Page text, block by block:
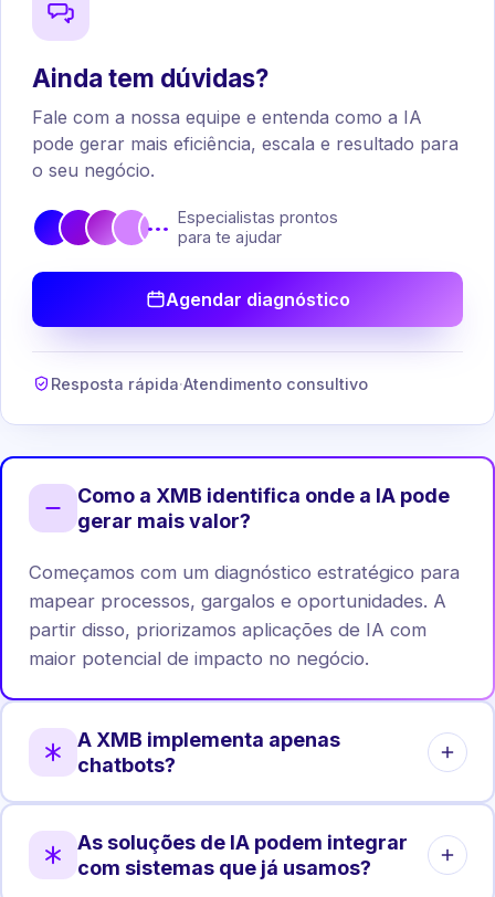
Ainda tem dúvidas?
Fale com a nossa equipe e entenda como a IA
pode gerar mais eficiência, escala e resultado para
o seu negócio.
•••
Especialistas prontos
para te ajudar
Agendar diagnóstico
Resposta rápida·Atendimento consultivo
Como a XMB identifica onde a IA pode
gerar mais valor?
Começamos com um diagnóstico estratégico para
mapear processos, gargalos e oportunidades. A
partir disso, priorizamos aplicações de IA com
maior potencial de impacto no negócio.
A XMB implementa apenas
chatbots?
Atuamos em automação de processos, análise de
dados, agentes internos, integrações e
As soluções de IA podem integrar
com sistemas que já usamos?